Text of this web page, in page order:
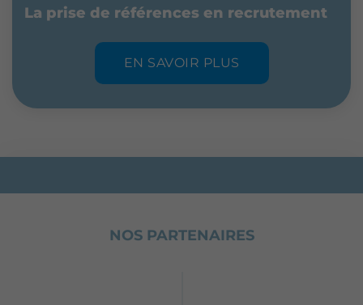
La prise de références en recrutement
EN SAVOIR PLUS
NOS PARTENAIRES